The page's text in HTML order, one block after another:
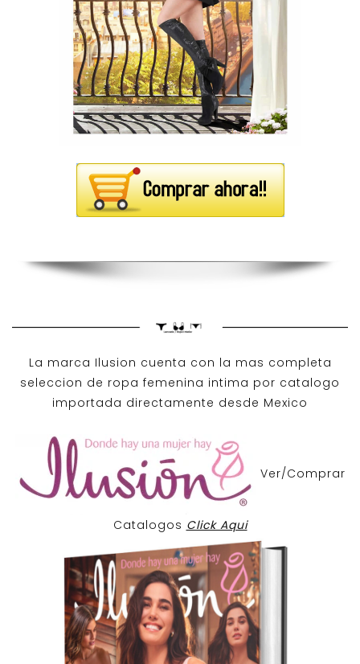
La marca Ilusion cuenta con la mas completa
seleccion de ropa femenina intima por catalogo
importada directamente desde Mexico
Ver/Comprar
Catalogos Click Aqui